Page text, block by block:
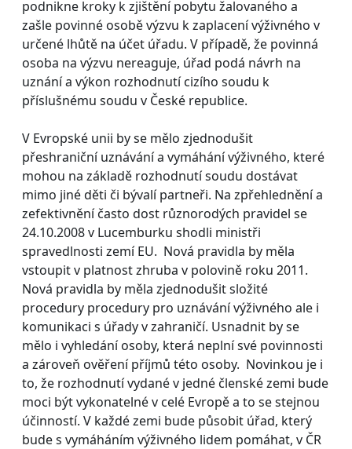
podnikne kroky k zjištění pobytu žalovaného a
zašle povinné osobě výzvu k zaplacení výživného v
určené lhůtě na účet úřadu. V případě, že povinná
osoba na výzvu nereaguje, úřad podá návrh na
uznání a výkon rozhodnutí cizího soudu k
příslušnému soudu v České republice.
V Evropské unii by se mělo zjednodušit
přeshraniční uznávání a vymáhání výživného, které
mohou na základě rozhodnutí soudu dostávat
mimo jiné děti či bývalí partneři. Na zpřehlednění a
zefektivnění často dost různorodých pravidel se
24.10.2008 v Lucemburku shodli ministři
spravedlnosti zemí EU. Nová pravidla by měla
vstoupit v platnost zhruba v polovině roku 2011.
Nová pravidla by měla zjednodušit složité
procedury procedury pro uznávání výživného ale i
komunikaci s úřady v zahraničí. Usnadnit by se
mělo i vyhledání osoby, která neplní své povinnosti
a zároveň ověření příjmů této osoby. Novinkou je i
to, že rozhodnutí vydané v jedné členské zemi bude
moci být vykonatelné v celé Evropě a to se stejnou
účinností. V každé zemi bude působit úřad, který
bude s vymáháním výživného lidem pomáhat, v ČR